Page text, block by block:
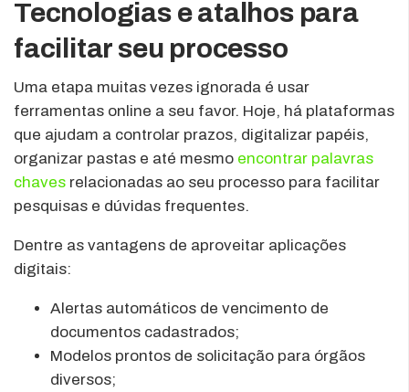
Tecnologias e atalhos para
facilitar seu processo
Uma etapa muitas vezes ignorada é usar
ferramentas online a seu favor. Hoje, há plataformas
que ajudam a controlar prazos, digitalizar papéis,
organizar pastas e até mesmo encontrar palavras
chaves relacionadas ao seu processo para facilitar
pesquisas e dúvidas frequentes.
Dentre as vantagens de aproveitar aplicações
digitais:
Alertas automáticos de vencimento de
documentos cadastrados;
Modelos prontos de solicitação para órgãos
diversos;